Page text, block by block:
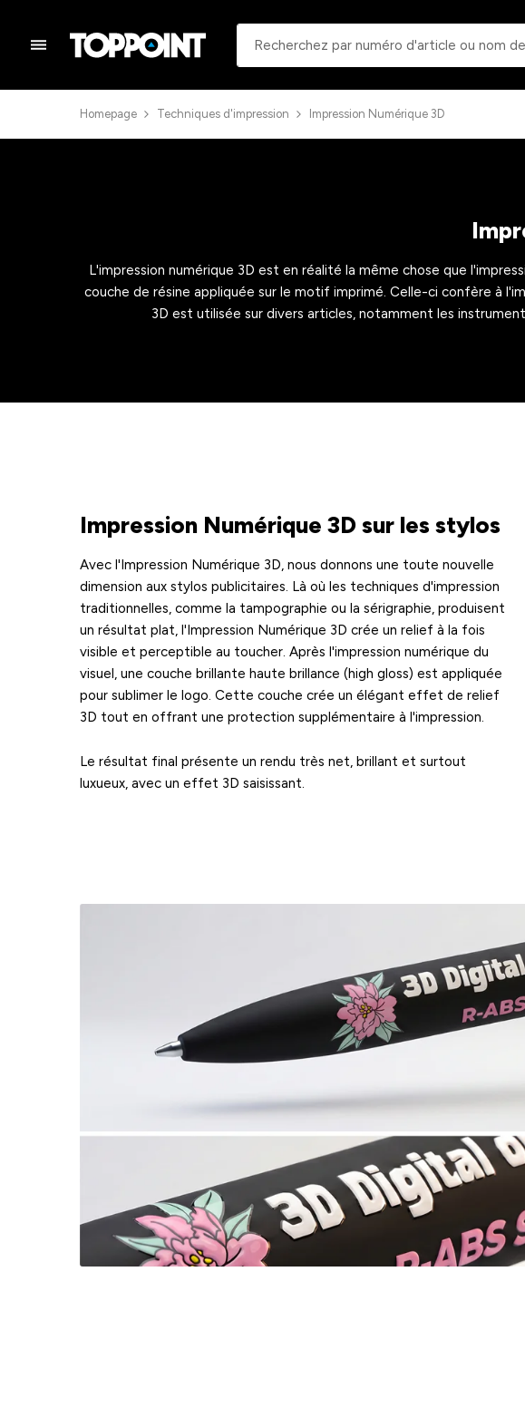
Homepage Techniques d'impression Impression Numérique 3D
L'impression numérique 3D est en réalité la même chose que
couche de résine appliquée sur le motif imprimé. Celle-ci confère à
3D est utilisée sur divers articles, notamment les
Impression Numérique 3D sur les stylos
Avec l'Impression Numérique 3D, nous donnons une toute nouvelle
dimension aux stylos publicitaires. Là où les techniques d'impression
traditionnelles, comme la tampographie ou la sérigraphie, produisent
un résultat plat, l'Impression Numérique 3D crée un relief à la fois
visible et perceptible au toucher. Après l'impression numérique du
visuel, une couche brillante haute brillance (high gloss) est appliquée
pour sublimer le logo. Cette couche crée un élégant effet de relief
3D tout en offrant une protection supplémentaire à l'impression.
Le résultat final présente un rendu très net, brillant et surtout
luxueux, avec un effet 3D saisissant.